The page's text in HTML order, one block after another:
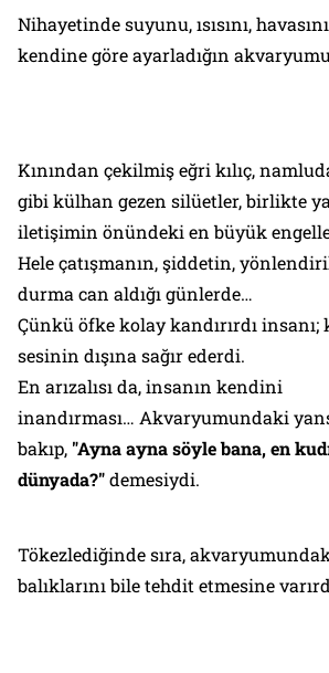
Nihayetinde suyunu, ısısını,
kendine göre ayarladığın
Kınından çekilmiş eğri kılıç,
gibi külhan gezen silüetler, birlikte
iletişimin önündeki en büyük
Hele çatışmanın, şiddetin,
durma can aldığı günlerde…
Çünkü öfke kolay kandırırdı insanı;
sesinin dışına sağır ederdi.
En arızalısı da, insanın kendini
inandırması… Akvaryumundaki
bakıp, "Ayna ayna söyle bana, en
dünyada?"demesiydi.
Tökezlediğinde sıra,
balıklarınıbile tehdit etmesine